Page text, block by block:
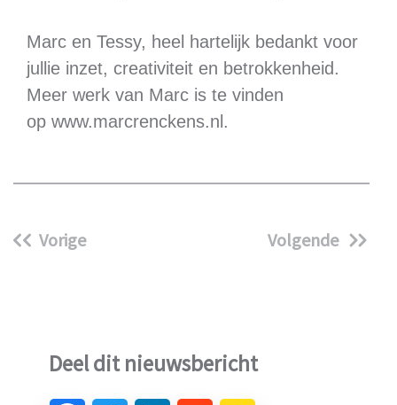
Marc en Tessy, heel hartelijk bedankt voor
jullie inzet, creativiteit en betrokkenheid.
Meer werk van Marc is te vinden
op www.marcrenckens.nl .
Vorige Volgende
Deel dit nieuwsbericht